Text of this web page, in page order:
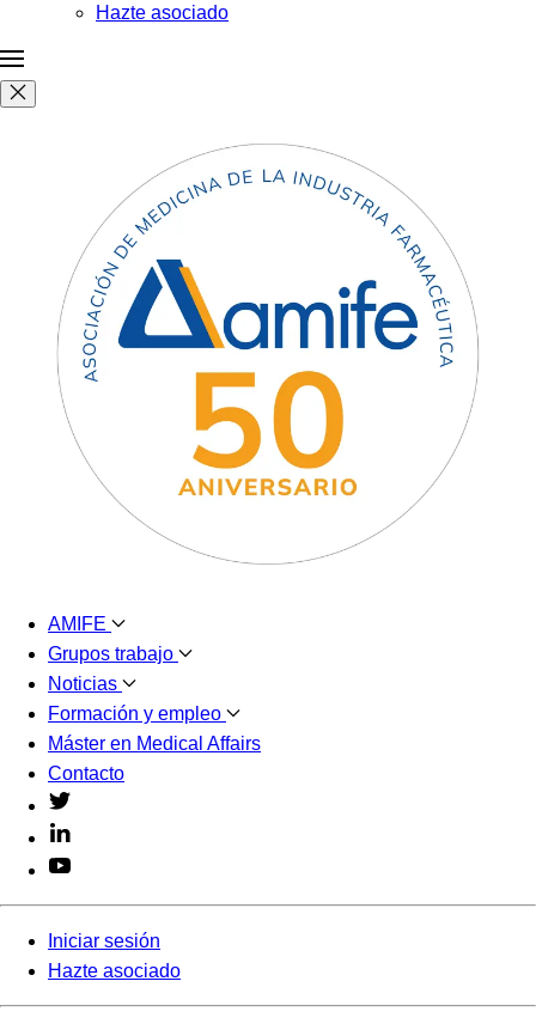
Hazte asociado
AMIFE
Grupos trabajo
Noticias
Formación y empleo
Máster en Medical Affairs
Contacto
Iniciar sesión
Hazte asociado